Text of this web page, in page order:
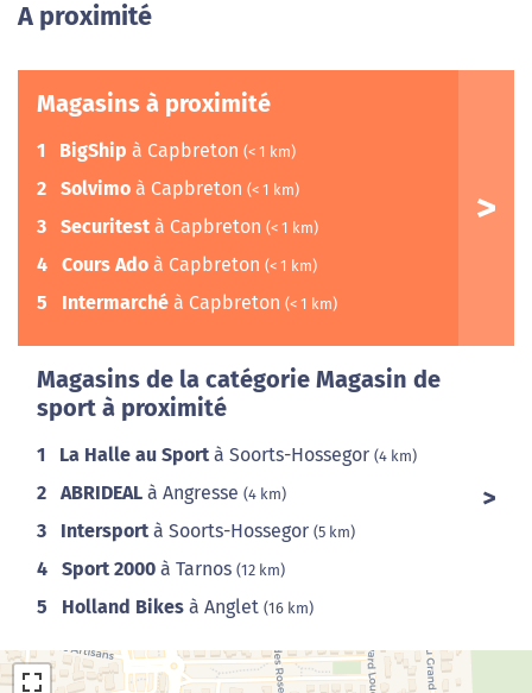
A proximité
Magasins à proximité
1 BigShip à Capbreton (< 1 km)
2 Solvimo à Capbreton (< 1 km)
3 Securitest à Capbreton (< 1 km)
4 Cours Ado à Capbreton (< 1 km)
5 Intermarché à Capbreton (< 1 km)
Magasins de la catégorie Magasin de
sport à proximité
1 La Halle au Sport à Soorts-Hossegor (4 km)
2 ABRIDEAL à Angresse (4 km)
3 Intersport à Soorts-Hossegor (5 km)
4 Sport 2000 à Tarnos (12 km)
5 Holland Bikes à Anglet (16 km)